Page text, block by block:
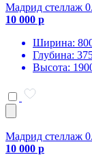
Мадрид стеллаж
10 000 р
Ширина:
Глубина:
Высота:
Мадрид стеллаж
10 000 р